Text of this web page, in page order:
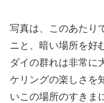
写真は、このあたり
ニと、暗い場所を好
ダイの群れは非常に
ケリングの楽しさを
いこの場所のすきま